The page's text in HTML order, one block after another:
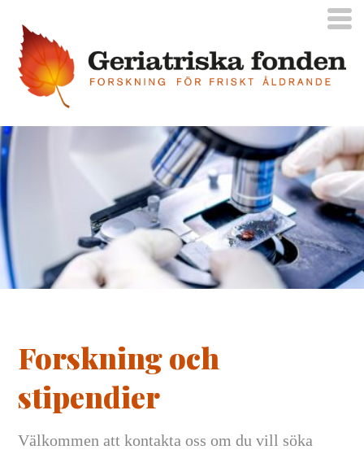
Forskning och
stipendier
Välkommen att kontakta oss om du vill söka